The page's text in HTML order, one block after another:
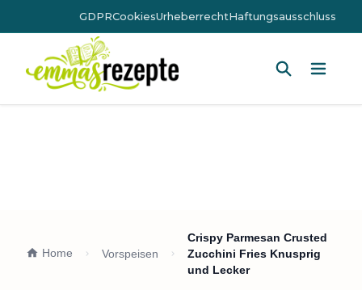
GDPRCookiesUrheberrechtHaftungsausschluss
Home Vorspeisen
Crispy Parmesan Crusted
Zucchini Fries Knusprig
und Lecker